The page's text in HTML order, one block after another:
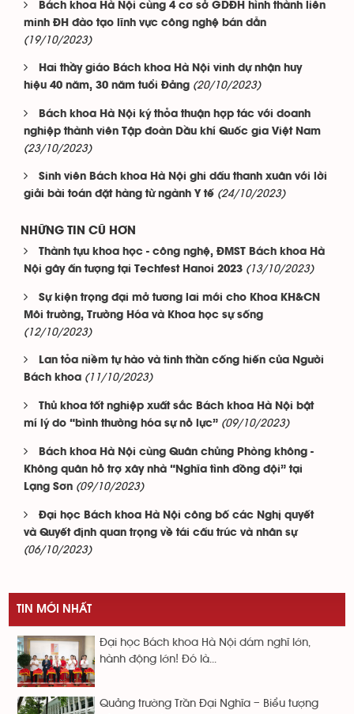
Bách khoa Hà Nội cùng 4 cơ sở GDĐH hình thành liên
minh ĐH đào tạo lĩnh vực công nghệ bán dẫn
(19/10/2023)
Hai thầy giáo Bách khoa Hà Nội vinh dự nhận huy
hiệu 40 năm, 30 năm tuổi Đảng (20/10/2023)
Bách khoa Hà Nội ký thỏa thuận hợp tác với doanh
nghiệp thành viên Tập đoàn Dầu khí Quốc gia Việt Nam
(23/10/2023)
Sinh viên Bách khoa Hà Nội ghi dấu thanh xuân với lời
giải bài toán đặt hàng từ ngành Y tế (24/10/2023)
NHỮNG TIN CŨ HƠN
Thành tựu khoa học - công nghệ, ĐMST Bách khoa Hà
Nội gây ấn tượng tại Techfest Hanoi 2023 (13/10/2023)
Sự kiện trọng đại mở tương lai mới cho Khoa KH&CN
Môi trường, Trường Hóa và Khoa học sự sống
(12/10/2023)
Lan tỏa niềm tự hào và tinh thần cống hiến của Người
Bách khoa (11/10/2023)
Thủ khoa tốt nghiệp xuất sắc Bách khoa Hà Nội bật
mí lý do “bình thường hóa sự nỗ lực” (09/10/2023)
Bách khoa Hà Nội cùng Quân chủng Phòng không -
Không quân hỗ trợ xây nhà “Nghĩa tình đồng đội” tại
Lạng Sơn (09/10/2023)
Đại học Bách khoa Hà Nội công bố các Nghị quyết
và Quyết định quan trọng về tái cấu trúc và nhân sự
(06/10/2023)
TIN MỚI NHẤT
Đại học Bách khoa Hà Nội dám nghĩ lớn,
hành động lớn! Đó là...
Quảng trường Trần Đại Nghĩa – Biểu tượng